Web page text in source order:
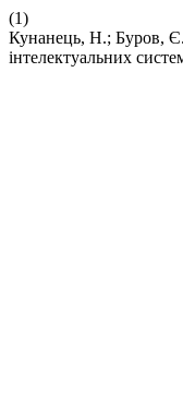
(1)
Кунанець, Н.; Буров,
інтелектуальних